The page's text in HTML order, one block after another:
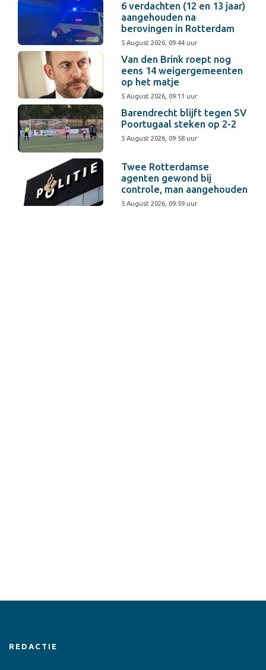
6 verdachten (12 en 13 jaar)
aangehouden na
berovingen in Rotterdam
5 August 2026, 09:44 uur
Van den Brink roept nog
eens 14 weigergemeenten
op het matje
5 August 2026, 09:11 uur
Barendrecht blijft tegen SV
Poortugaal steken op 2-2
5 August 2026, 09:58 uur
Twee Rotterdamse
agenten gewond bij
controle, man aangehouden
5 August 2026, 09:59 uur
REDACTIE